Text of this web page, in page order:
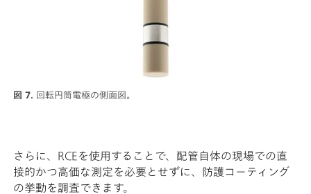
図 7. 回転円筒電極の側面図。
さらに、RCEを使用することで、配管自体の現場での直
接的かつ高価な測定を必要とせずに、防護コーティング
の挙動を調査できます。